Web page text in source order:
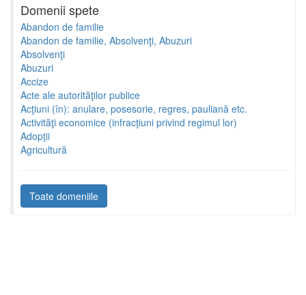
Domenii spete
Abandon de familie
Abandon de familie, Absolvenţi, Abuzuri
Absolvenţi
Abuzuri
Accize
Acte ale autorităţilor publice
Acţiuni (în): anulare, posesorie, regres, pauliană etc.
Activităţi economice (infracţiuni privind regimul lor)
Adopţii
Agricultură
Toate domeniile